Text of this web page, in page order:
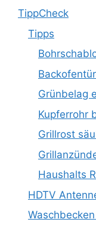
TippCheck
Tipps
Grünbelag
Kupferrohr
Grillrost
Haushalts
HDTV